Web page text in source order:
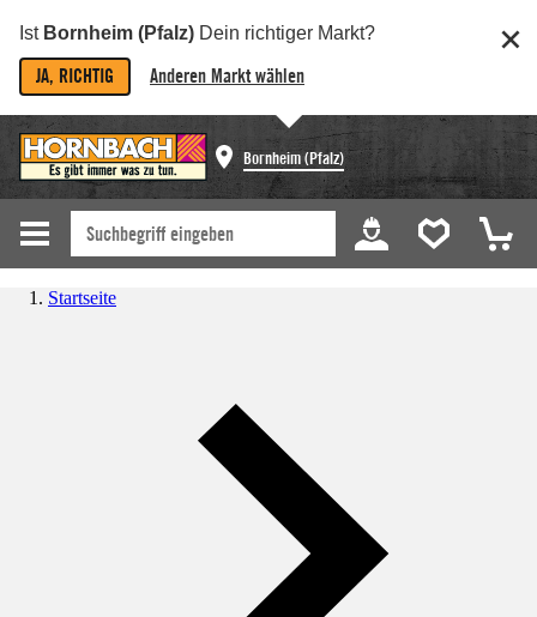
Ist Bornheim (Pfalz) Dein richtiger Markt?
JA, RICHTIG Anderen Markt wählen
Bornheim (Pfalz)
Startseite